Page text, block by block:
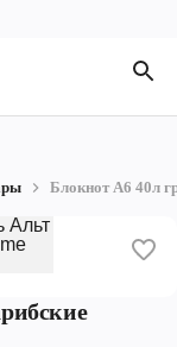
Блокнот А6 40л